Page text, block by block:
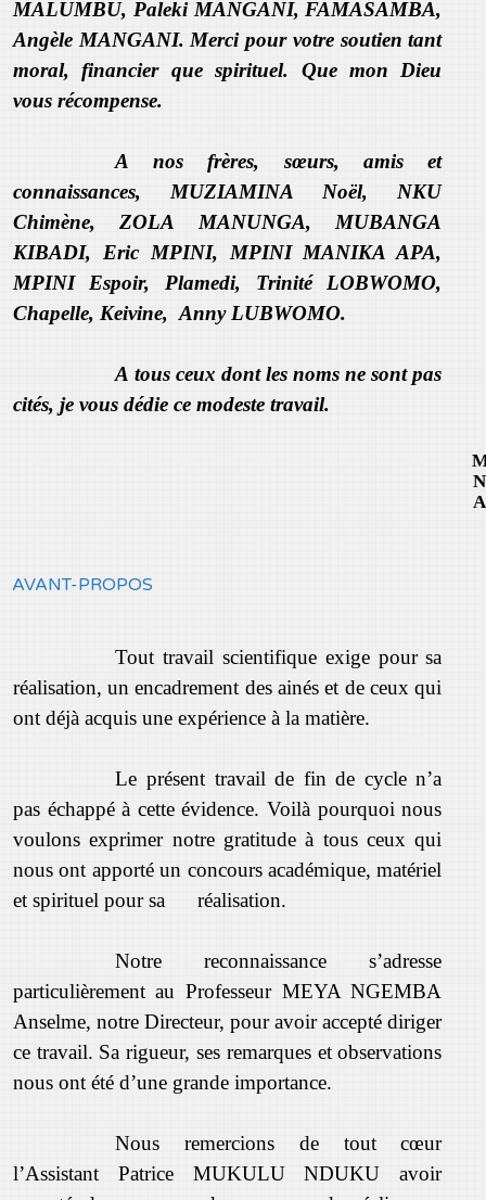
MALUMBU, Paleki MANGANI, FAMASAMBA,
Angèle MANGANI. Merci pour votre soutien tant
moral, financier que spirituel. Que mon Dieu
vous récompense.
A nos frères, sœurs, amis et
connaissances, MUZIAMINA Noël, NKU
Chimène, ZOLA MANUNGA, MUBANGA
KIBADI, Eric MPINI, MPINI MANIKA APA,
MPINI Espoir, Plamedi, Trinité LOBWOMO,
Chapelle, Keivine, Anny LUBWOMO.
A tous ceux dont les noms ne sont pas
cités, je vous dédie ce modeste travail.
AVANT-PROPOS
Tout travail scientifique exige pour sa
réalisation, un encadrement des ainés et de ceux qui
ont déjà acquis une expérience à la matière.
Le présent travail de fin de cycle n’a
pas échappé à cette évidence. Voilà pourquoi nous
voulons exprimer notre gratitude à tous ceux qui
nous ont apporté un concours académique, matériel
et spirituel pour sa réalisation.
Notre reconnaissance s’adresse
particulièrement au Professeur MEYA NGEMBA
Anselme, notre Directeur, pour avoir accepté diriger
ce travail. Sa rigueur, ses remarques et observations
nous ont été d’une grande importance.
Nous remercions de tout cœur
l’Assistant Patrice MUKULU NDUKU avoir